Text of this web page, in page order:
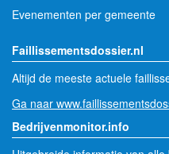
Evenementen per gemeente
Faillissementsdossier.nl
Altijd de meeste actuele
Ga naar
Bedrijvenmonitor.info